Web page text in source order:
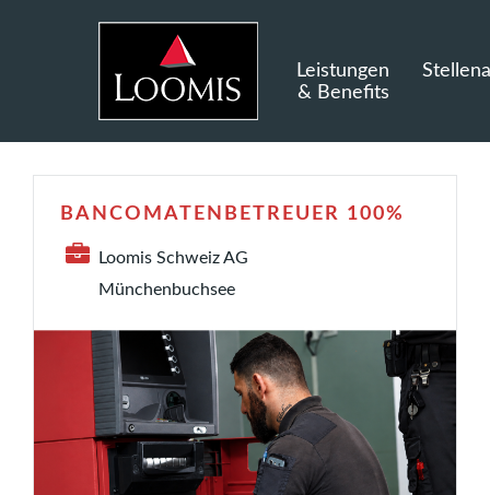
Leistungen
& Benefits
BANCOMATENBETREUER 100%
Loomis Schweiz AG
Münchenbuchsee